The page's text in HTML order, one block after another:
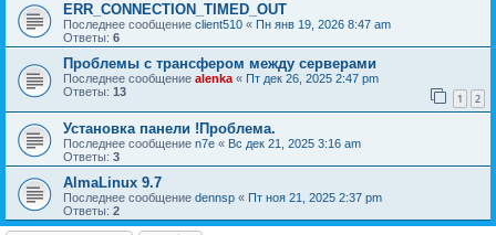
ERR_CONNECTION_TIMED_OUT
Последнее сообщение client510 « Пн янв 19, 2026 8:47 am
Ответы: 6
Проблемы с трансфером между серверами
Последнее сообщение alenka« Пт дек 26, 2025 2:47 pm
Ответы: 13 1 2
Установка панели !Проблема.
Последнее сообщение n7e « Вс дек 21, 2025 3:16 am
Ответы: 3
AlmaLinux 9.7
Последнее сообщение dennsp « Пт ноя 21, 2025 2:37 pm
Ответы: 2